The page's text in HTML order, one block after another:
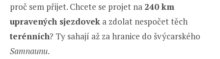
proč sem přijet. Chcete se projet na 240 km
upravených sjezdovek a zdolat nespočet těch
terénních? Ty sahají až za hranice do švýcarského
Samnaunu.